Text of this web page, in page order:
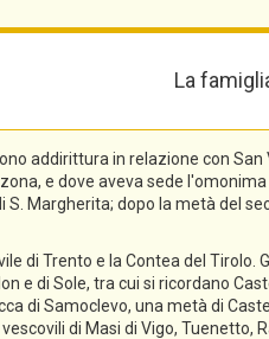
La
addirittura in relazione con San
e dove aveva sede
Margherita; dopo la metà del
di Trento e la Contea del Tirolo.
e di Sole, tra cui si ricordano
di Samoclevo, una metà di
di Masi di Vigo, Tuenetto,